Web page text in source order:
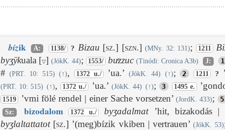
bízik A: 1138/ ? Bizau [sz.] [szn.] (MNy. 32: 131); 1211
byʒÿkuala [▽] (JókK. 44); 1553/ buͤzzuc (Tinódi: Cronica A3b) J: 1
#(PRT. 10: 515) ( ↑), 1372 u./ ’ua.’(JókK. 44) ( ↑); 2 1211 ?
(PRT. 10: 515) ( ↑), 1372 u./ ’ua.’(JókK. 44) ( ↑); 3 1495 e.
1519 ’vmi fölé rendel | einer Sache vorsetzen’(JordK. 433); 5
Sz:
bizodalom 1372 u./ byʒadalmat’hit, bizakodás |
byʒlaltattatot[sz.] ’(meg)bízik vkiben | vertrauen’(JókK. 53)